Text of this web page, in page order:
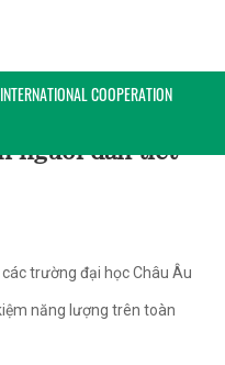
INTERNATIONAL COOPERATION
THỨC
người dân tiết
trường đại học Châu Âu
năng lượng trên toàn